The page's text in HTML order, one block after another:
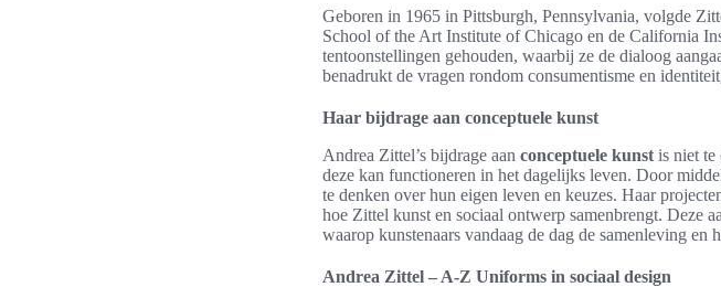
Geboren in 1965 in Pittsburgh, Pennsylvania, volgde
School of the Art Institute of Chicago en de California
tentoonstellingen gehouden, waarbij ze de dialoog
benadrukt de vragen rondom consumentisme en
Haar bijdrage aan conceptuele kunst
Andrea Zittel’s bijdrage aan conceptuele kunst is niet te
deze kan functioneren in het dagelijks leven. Door
te denken over hun eigen leven en keuzes. Haar
hoe Zittel kunst en sociaal ontwerp samenbrengt. Deze
waarop kunstenaars vandaag de dag de samenleving en
Andrea Zittel – A-Z Uniforms in sociaal design